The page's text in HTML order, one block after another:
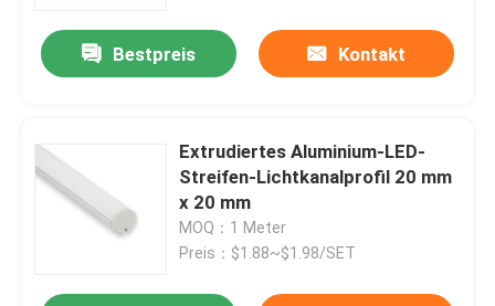
Bestpreis Kontakt
Extrudiertes Aluminium-LED-
Streifen-Lichtkanalprofil 20 mm
x 20 mm
MOQ：1 Meter
Preis：$1.88~$1.98/SET